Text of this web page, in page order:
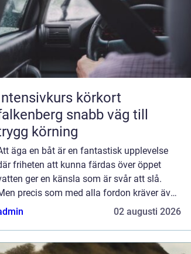
körkort
snabb väg till
körning
äga en båt är en fantastisk upplevelse
friheten att kunna färdas över öppet
ger en känsla som är svår att slå.
precis som med alla fordon kräver även
r...
02 augusti 2026